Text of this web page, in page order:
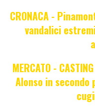
CRONACA -
vandalici
MERCATO -
Alonso in